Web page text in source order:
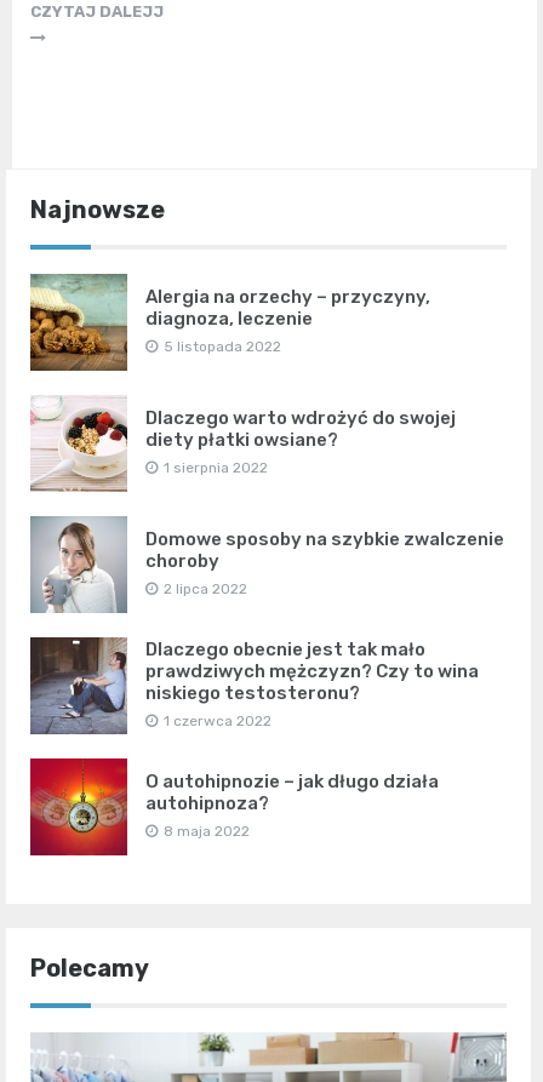
CZYTAJ DALEJJ
Najnowsze
Alergia na orzechy – przyczyny,
diagnoza, leczenie
5 listopada 2022
Dlaczego warto wdrożyć do swojej
diety płatki owsiane?
1 sierpnia 2022
Domowe sposoby na szybkie zwalczenie
choroby
2 lipca 2022
Dlaczego obecnie jest tak mało
prawdziwych mężczyzn? Czy to wina
niskiego testosteronu?
1 czerwca 2022
O autohipnozie – jak długo działa
autohipnoza?
8 maja 2022
Polecamy